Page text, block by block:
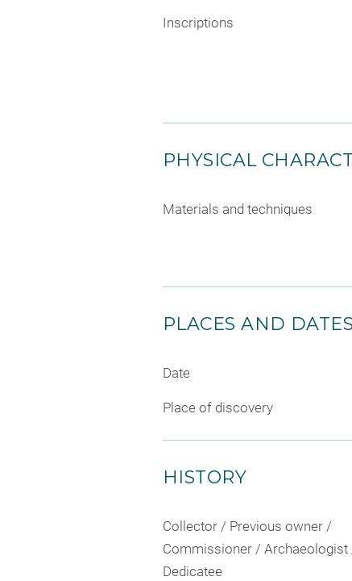
Inscriptions
PHYSICAL
Materials and techniques
PLACES AND DATES
Date
Place of discovery
HISTORY
Collector / Previous owner /
Commissioner / Archaeologist
Dedicatee